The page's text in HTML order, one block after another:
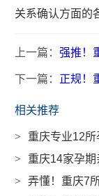
关系确认方面的
上一篇：强推！
下一篇： 正规！
相关推荐
>
重庆专业12
>
重庆14家孕
>
弄懂！重庆7